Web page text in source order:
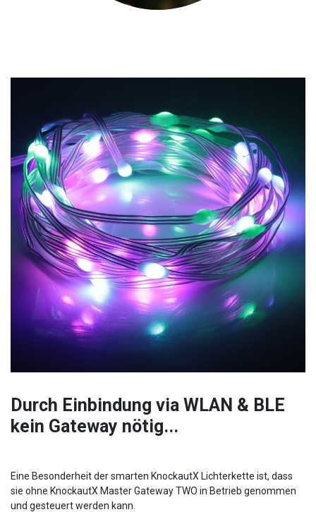
Durch Einbindung via WLAN & BLE
kein Gateway nötig...
Eine Besonderheit der smarten KnockautX Lichterkette ist, dass
sie ohne KnockautX Master Gateway TWO in Betrieb genommen
und gesteuert werden kann.